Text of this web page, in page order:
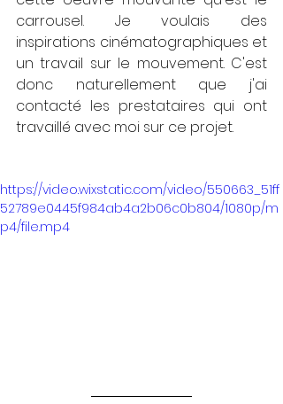
carrousel. Je voulais des
inspirations cinématographiques et
un travail sur le mouvement. C'est
donc naturellement que j'ai
contacté les prestataires qui ont
travaillé avec moi sur ce projet.
https://video.wixstatic.com/video/550663_51ff
52789e0445f984ab4a2b06c0b804/1080p/m
p4/file.mp4